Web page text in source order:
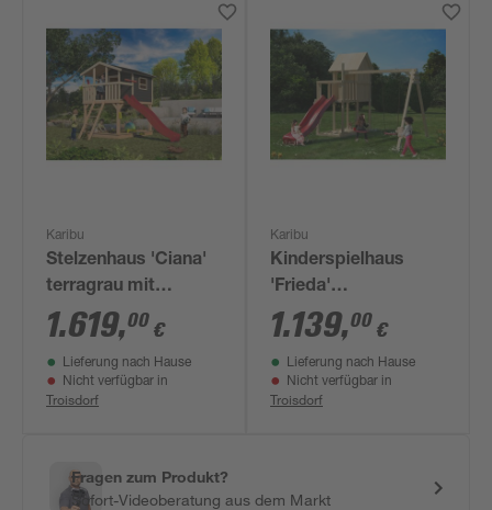
Karibu
Stelzenhaus 'Ciana'
terragrau mit
Rutsche rot 440 x
244 x 309 cm
1.619,00 €
Lieferung nach Hause
Nicht verfügbar in
Troisdorf
Karibu
Kinderspielhaus
'Frieda'
naturbelassene
nordische Fichte 347
x 291 x 264 cm
1.139,00 €
Lieferung nach Hause
Nicht verfügbar in
Troisdorf
Fragen zum Produkt?
Sofort-Videoberatung aus dem Markt